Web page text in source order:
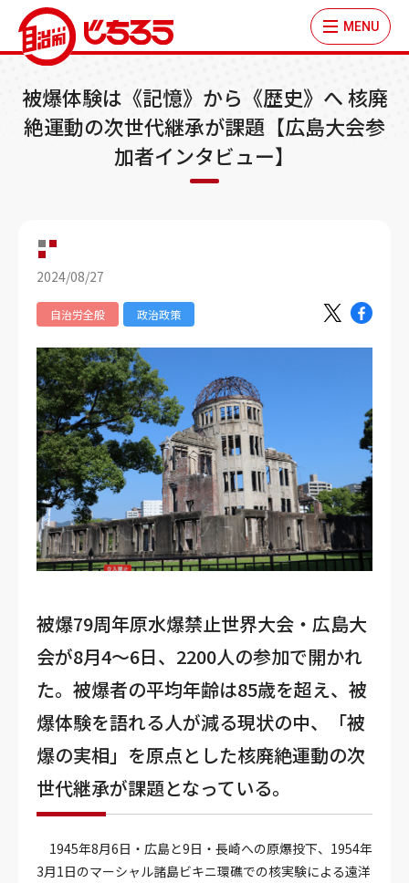
MENU
被爆体験は《記憶》から《歴史》へ 核廃
絶運動の次世代継承が課題【広島大会参
加者インタビュー】
2024/08/27
自治労全般 政治政策
被爆79周年原水爆禁止世界大会・広島大
会が8月4～6日、2200人の参加で開かれ
た。被爆者の平均年齢は85歳を超え、被
爆体験を語れる人が減る現状の中、「被
爆の実相」を原点とした核廃絶運動の次
世代継承が課題となっている。
1945年8月6日・広島と9日・長崎への原爆投下、1954年
3月1日のマーシャル諸島ビキニ環礁での核実験による遠洋